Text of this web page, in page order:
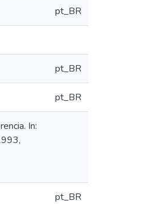
pt_BR
pt_BR
pt_BR
In:
pt_BR